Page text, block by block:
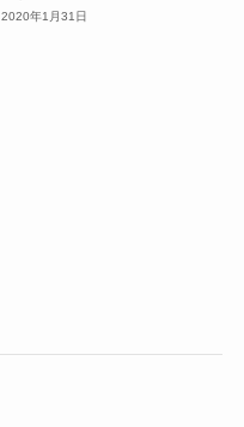
2020年1月31日